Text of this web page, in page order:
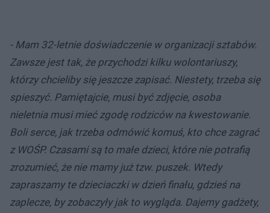
- Mam 32-letnie doświadczenie w organizacji sztabów.
Zawsze jest tak, że przychodzi kilku wolontariuszy,
którzy chcieliby się jeszcze zapisać. Niestety, trzeba się
spieszyć. Pamiętajcie, musi być zdjęcie, osoba
nieletnia musi mieć zgodę rodziców na kwestowanie.
Boli serce, jak trzeba odmówić komuś, kto chce zagrać
z WOŚP. Czasami są to małe dzieci, które nie potrafią
zrozumieć, że nie mamy już tzw. puszek. Wtedy
zapraszamy te dzieciaczki w dzień finału, gdzieś na
zaplecze, by zobaczyły jak to wygląda. Dajemy gadżety,